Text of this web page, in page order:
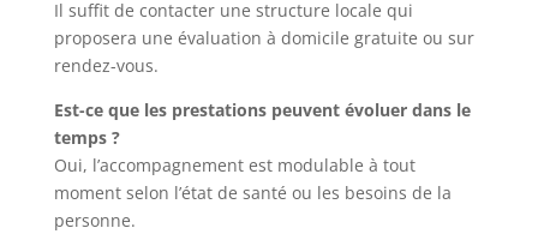
Il suffit de contacter une structure locale qui
proposera une évaluation à domicile gratuite ou sur
rendez-vous.
Est-ce que les prestations peuvent évoluer dans le
temps ?
Oui, l’accompagnement est modulable à tout
moment selon l’état de santé ou les besoins de la
personne.